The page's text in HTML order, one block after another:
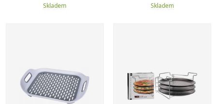
Skladem Skladem